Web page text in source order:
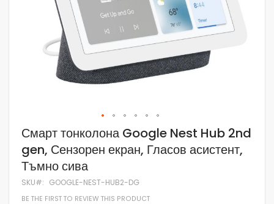
Skip
to
the
beginning
of
the
images
gallery
Смарт тонколона Google Nest Hub 2nd
gen, Сензорен екран, Гласов асистент,
Тъмно сива
SKU GOOGLE-NEST-HUB2-DG
BE THE FIRST TO REVIEW THIS PRODUCT